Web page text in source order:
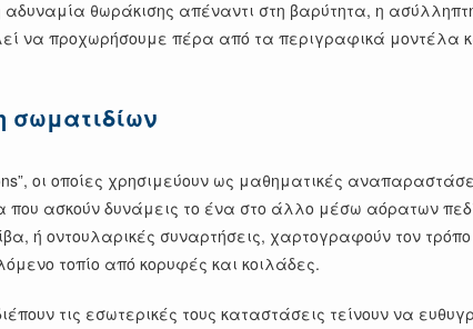
θωράκισης απέναντι στη βαρύτητα, η
να προχωρήσουμε πέρα από τα περιγραφικά μοντέλα
σωματιδίων
οι οποίες χρησιμεύουν ως μαθηματικές
ασκούν δυνάμεις το ένα στο άλλο μέσω αόρατων
οντουλαρικές συναρτήσεις, χαρτογραφούν τον τρόπο
τοπίο από κορυφές και κοιλάδες.
τις εσωτερικές τους καταστάσεις τείνουν να